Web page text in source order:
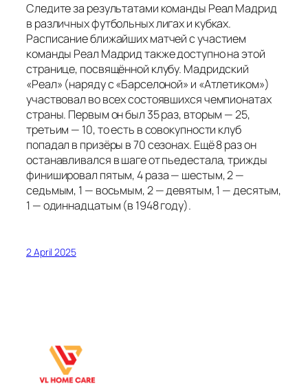
Следите за результатами команды Реал Мадрид
в различных футбольных лигах и кубках.
Расписание ближайших матчей с участием
команды Реал Мадрид также доступно на этой
странице, посвящённой клубу. Мадридский
«Реал» (наряду с «Барселоной» и «Атлетиком»)
участвовал во всех состоявшихся чемпионатах
страны. Первым он был 35 раз, вторым — 25,
третьим — 10, то есть в совокупности клуб
попадал в призёры в 70 сезонах. Ещё 8 раз он
останавливался в шаге от пьедестала, трижды
финишировал пятым, 4 раза — шестым, 2 —
седьмым, 1 — восьмым, 2 — девятым, 1 — десятым,
1 — одиннадцатым (в 1948 году).
2 April 2025